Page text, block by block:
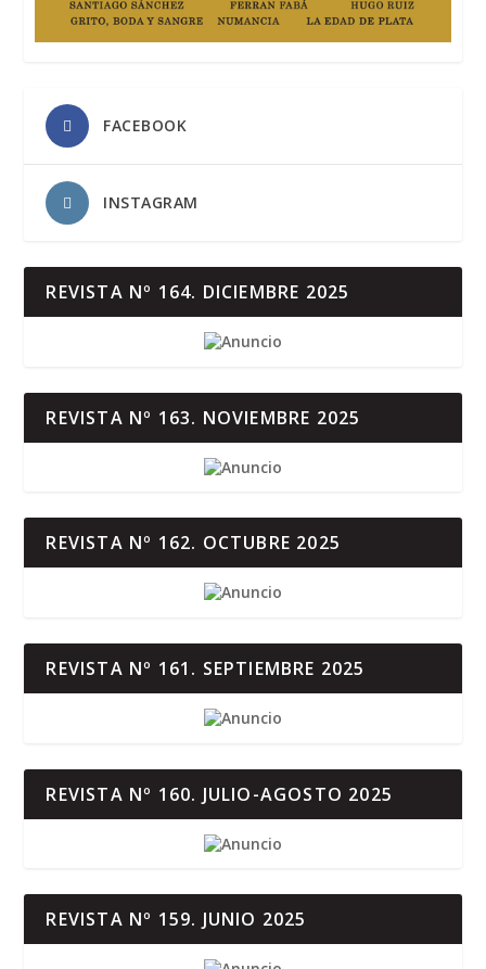
FACEBOOK
INSTAGRAM
REVISTA Nº 164. DICIEMBRE 2025
REVISTA Nº 163. NOVIEMBRE 2025
REVISTA Nº 162. OCTUBRE 2025
REVISTA Nº 161. SEPTIEMBRE 2025
REVISTA Nº 160. JULIO-AGOSTO 2025
REVISTA Nº 159. JUNIO 2025